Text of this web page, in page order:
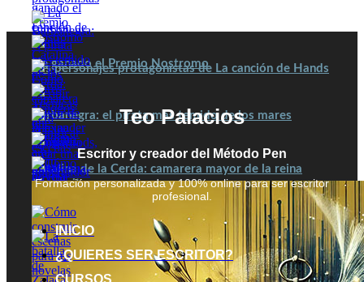
Los personajes protagonistas de La canción de Hands
He ganado el Premio Nostromo
Barbanegra: el pirata más temido de los mares
Catalina de la Cerda: camarera mayor de la reina
Margarita
Cómo escribir diálogos que ayuden a tu trama
Técnicas para planificar escenas en tu novela
Alexander Spotswoods, un gobernador contra un pirata
Cómo crear una plataforma de autor en redes sociales
Cómo escribir diálogos efectivos
Teo Palacios
Escritor y creador del Método Pen
Formación personalizada y 100% online para ser escritor
profesional.
INICIO
¿QUIERES SER ESCRITOR?
CURSOS